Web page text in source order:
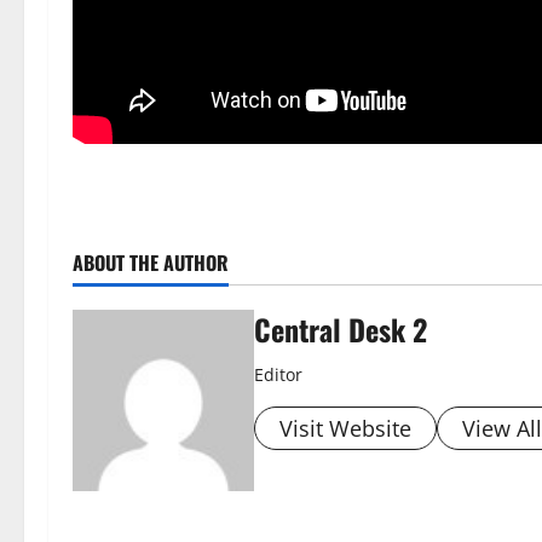
ABOUT THE AUTHOR
Central Desk 2
Editor
Visit Website View